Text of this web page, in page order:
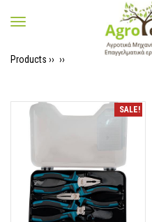
Products ›› ››
SALE!